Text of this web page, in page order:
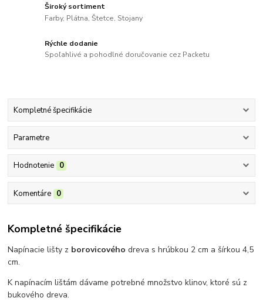
Široký sortiment
Farby, Plátna, Štetce, Stojany
Rýchle dodanie
Spoľahlivé a pohodlné doručovanie cez Packetu
Kompletné špecifikácie
Parametre
Hodnotenie 0
Komentáre 0
Kompletné špecifikácie
Napínacie lišty z borovicovéhodreva s hrúbkou 2 cm a šírkou 4,5
cm.
K napínacím lištám dávame potrebné množstvo klinov, ktoré sú z
bukového dreva.